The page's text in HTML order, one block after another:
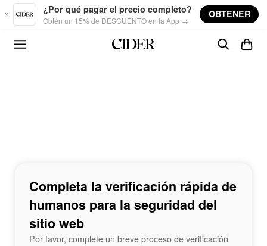
Skip to main content
¿Por qué pagar el precio completo?
Obtén un 15% de DESCUENTO en la App →
OBTENER
Completa la verificación rápida de
humanos para la seguridad del
sitio web
Por favor, complete un breve proceso de verificación